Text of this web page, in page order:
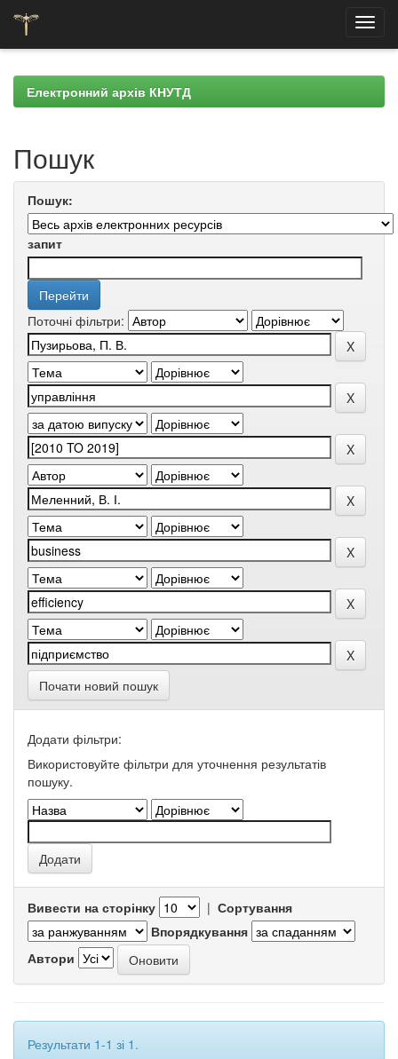
navigationЕлектронний архів КНУТД
Пошук
Пошук:
запит
Поточні фільтри:
Почати новий пошук
Додати фільтри:
Використовуйте фільтри для уточнення результатів
пошуку.
Вивести на сторінку | Сортування
Впорядкування
Автори
Результати 1-1 зі 1.